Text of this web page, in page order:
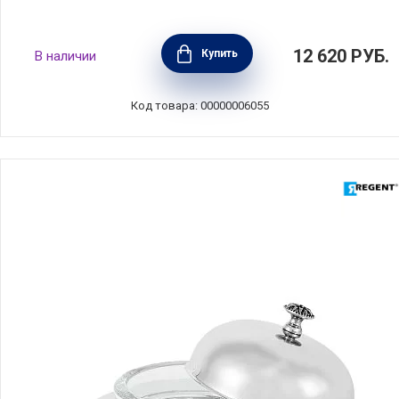
Масленка, 16,5х11,5х7,5 см, материал
керамика, цвет кремовый, Emile Henry,
Франция, 020225
В наличии Купить 12 620 РУБ.
Код товара: 00000006055